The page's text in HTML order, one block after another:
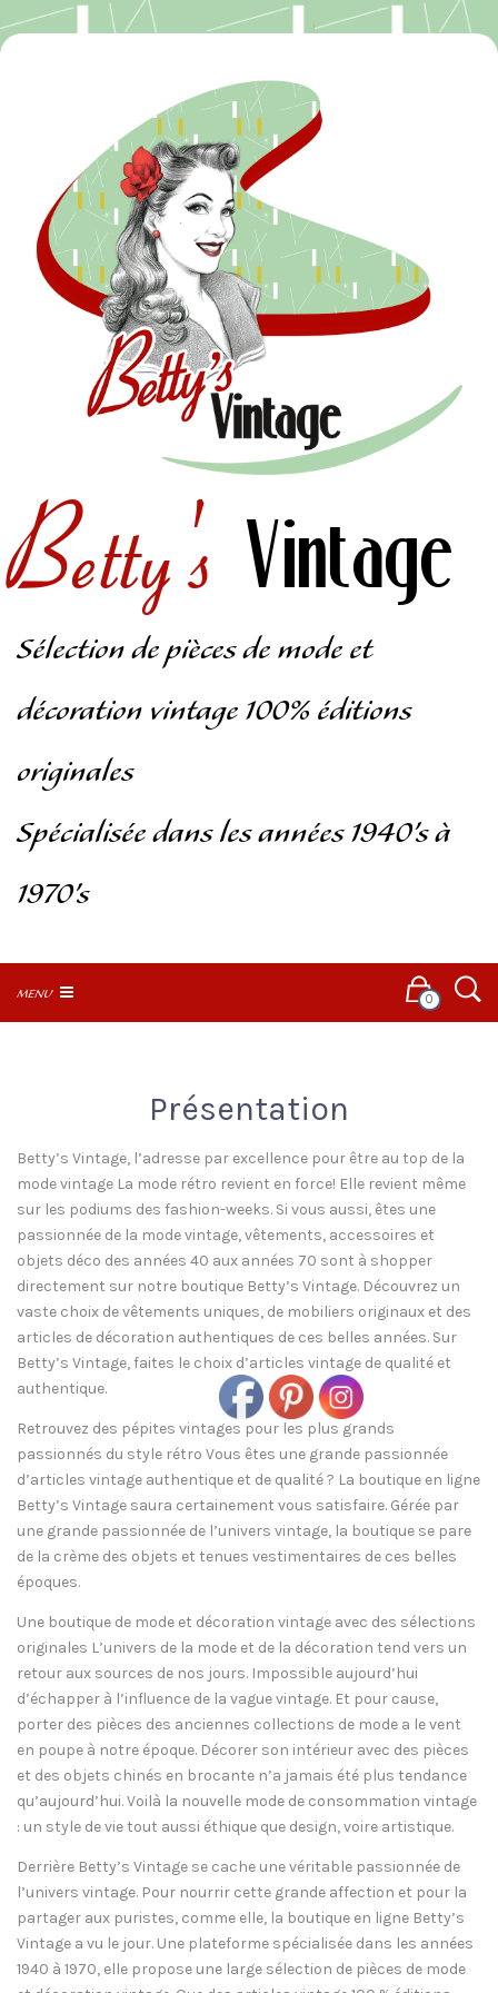
Betty's Vintage
Sélection de pièces de mode et
décoration vintage 100% éditions
originales
Spécialisée dans les années 1940’s à
1970’s
MENU 0
Présentation
Betty’s Vintage, l’adresse par excellence pour être au top de la
mode vintage La mode rétro revient en force! Elle revient même
sur les podiums des fashion-weeks. Si vous aussi, êtes une
passionnée de la mode vintage, vêtements, accessoires et
objets déco des années 40 aux années 70 sont à shopper
directement sur notre boutique Betty’s Vintage. Découvrez un
vaste choix de vêtements uniques, de mobiliers originaux et des
articles de décoration authentiques de ces belles années. Sur
Betty’s Vintage, faites le choix d’articles vintage de qualité et
authentique.
Retrouvez des pépites vintages pour les plus grands
passionnés du style rétro Vous êtes une grande passionnée
d’articles vintage authentique et de qualité ? La boutique en ligne
Betty’s Vintage saura certainement vous satisfaire. Gérée par
une grande passionnée de l’univers vintage, la boutique se pare
de la crème des objets et tenues vestimentaires de ces belles
époques.
Une boutique de mode et décoration vintage avec des sélections
originales L’univers de la mode et de la décoration tend vers un
retour aux sources de nos jours. Impossible aujourd’hui
d’échapper à l’influence de la vague vintage. Et pour cause,
porter des pièces des anciennes collections de mode a le vent
en poupe à notre époque. Décorer son intérieur avec des pièces
et des objets chinés en brocante n’a jamais été plus tendance
qu’aujourd’hui. Voilà la nouvelle mode de consommation vintage
: un style de vie tout aussi éthique que design, voire artistique.
Derrière Betty’s Vintage se cache une véritable passionnée de
l’univers vintage. Pour nourrir cette grande affection et pour la
partager aux puristes, comme elle, la boutique en ligne Betty’s
Vintage a vu le jour. Une plateforme spécialisée dans les années
1940 à 1970, elle propose une large sélection de pièces de mode